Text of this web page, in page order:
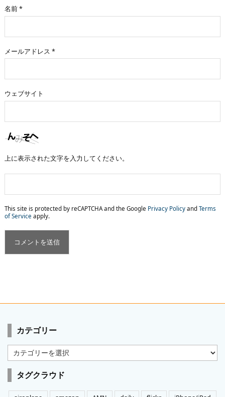
名前*
メールアドレス *
ウェブサイト
上に表示された文字を入力してください。
This site is protected by reCAPTCHA and the Google Privacy Policy and Terms
of Service apply.
カテゴリー
カ
テ
ゴ
リ
ー
タグクラウド